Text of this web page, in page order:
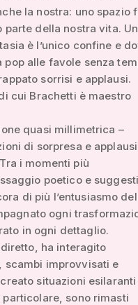
la nostra: uno spazio
della nostra vita. Un
è l’unico confine e
alle favole senza
sorrisi e applausi.
cui Brachetti è maestro
quasi millimetrica –
di sorpresa e applausi
i momenti più
poetico e
di più l’entusiasmo
ogni
in ogni dettaglio.
ha interagito
scambi improvvisati e
situazioni esilaranti
sono rimasti